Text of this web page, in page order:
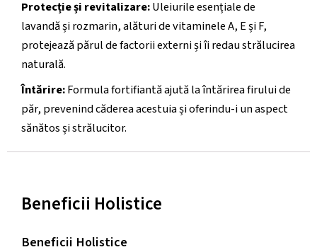
Protecție și revitalizare:Uleiurile esențiale de
lavandă și rozmarin, alături de vitaminele A, E și F,
protejează părul de factorii externi și îi redau strălucirea
naturală.
Întărire:Formula fortifiantă ajută la întărirea firului de
păr, prevenind căderea acestuia și oferindu-i un aspect
sănătos și strălucitor.
Beneficii Holistice
Beneficii Holistice